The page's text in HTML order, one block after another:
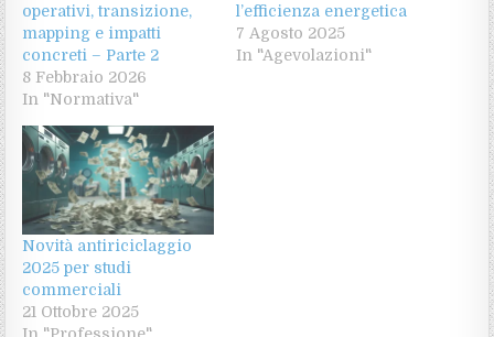
operativi, transizione,
mapping e impatti
concreti – Parte 2
8 Febbraio 2026
In "Normativa"
l’efficienza energetica
7 Agosto 2025
In "Agevolazioni"
Novità antiriciclaggio
2025 per studi
commerciali
21 Ottobre 2025